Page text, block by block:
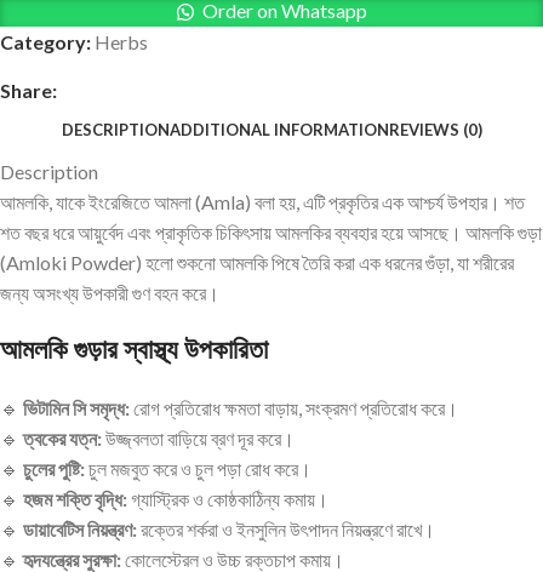
Order on Whatsapp
Category: Herbs
Share:
DESCRIPTIONADDITIONAL INFORMATIONREVIEWS (0)
Description
আমলকি, যাকে ইংরেজিতে আমলা (Amla) বলা হয়, এটি প্রকৃতির এক আশ্চর্য উপহার। শত
শত বছর ধরে আয়ুর্বেদ এবং প্রাকৃতিক চিকিৎসায় আমলকির ব্যবহার হয়ে আসছে। আমলকি গুড়া
(Amloki Powder) হলো শুকনো আমলকি পিষে তৈরি করা এক ধরনের গুঁড়া, যা শরীরের
জন্য অসংখ্য উপকারী গুণ বহন করে।
আমলকি গুড়ার স্বাস্থ্য উপকারিতা
🔹 ভিটামিন সি সমৃদ্ধ:রোগ প্রতিরোধ ক্ষমতা বাড়ায়, সংক্রমণ প্রতিরোধ করে।
🔹ত্বকের যত্ন:উজ্জ্বলতা বাড়িয়ে ব্রণ দূর করে।
🔹 চুলের পুষ্টি:চুল মজবুত করে ও চুল পড়া রোধ করে।
🔹 হজম শক্তি বৃদ্ধি:গ্যাস্ট্রিক ও কোষ্ঠকাঠিন্য কমায়।
🔹 ডায়াবেটিস নিয়ন্ত্রণ:রক্তের শর্করা ও ইনসুলিন উৎপাদন নিয়ন্ত্রণে রাখে।
🔹হৃদযন্ত্রের সুরক্ষা:কোলেস্টেরল ও উচ্চ রক্তচাপ কমায়।